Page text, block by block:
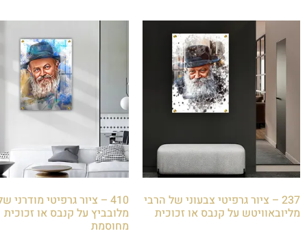
237 – ציור גרפיטי צבעוני של הרבי
מליובאוויטש על קנבס או זכוכית
410 – ציור גרפיטי מודרני
מלובביץ על קנבס או זכוכית
מחוסמת